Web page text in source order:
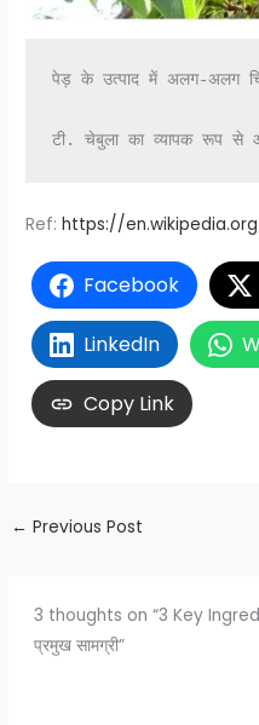
पेड़ के उत्पाद में अलग-अलग
टी. चेबुला का व्यापक रूप से
Ref:https://
Facebook
LinkedIn
Copy Link
← Previous Post
3 thoughts on “3 Key
प्रमुख सामग्री”